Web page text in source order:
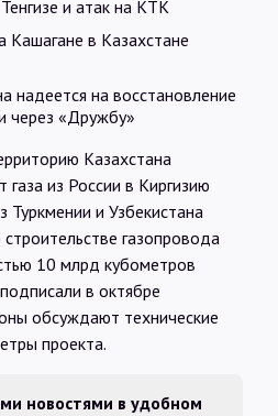
и атак на КТК
в Казахстане
надеется на восстановление
через «Дружбу»
Казахстана
газа из России в Киргизию
Туркмении и Узбекистана
газопровода
10 млрд кубометров
в октябре
обсуждают технические
проекта.
новостями в удобном